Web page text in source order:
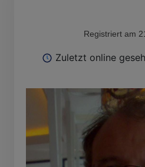
Registriert am
Zuletzt online